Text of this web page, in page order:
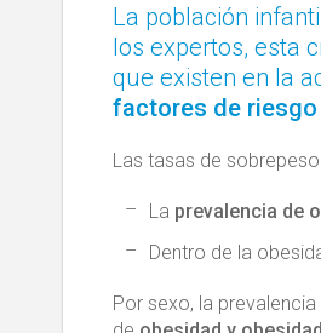
La población
los expertos, esta
que existen en la
factores de
Las tasas de
La prevalencia de
Dentro de la
Por sexo, la prevalencia